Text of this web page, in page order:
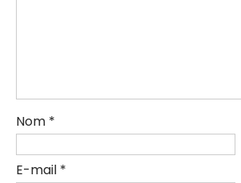
Nom *
E-mail *